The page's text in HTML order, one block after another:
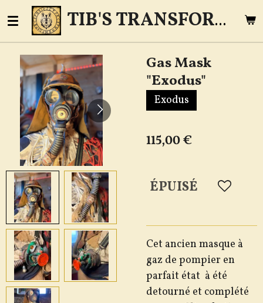
Passer
au
contenu
principal
TIB'S TRANSFORME
Gas Mask
"Exodus"
Exodus
115,00 €
ÉPUISÉ
Cet ancien masque à
gaz de pompier en
parfait état à été
detourné et complété